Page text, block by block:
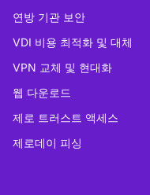
연방 기관 보안
VDI 비용 최적화 및 대체
VPN 교체 및 현대화
웹 다운로드
제로 트러스트 액세스
제로데이 피싱